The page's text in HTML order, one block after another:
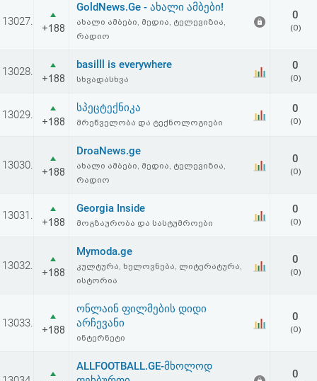
სალიცენზიო
და
პასუხისმგებლობის
13027.
+188
GoldNews.Ge - ახალი ამბები!
ახალი ამბები, მედია, ტელევიზია,
რადიო
0
(0)
13028.
+188
basilll is everywhere
სხვადასხვა
0
(0)
13029.
+188
სპეცტექნიკა
მრეწველობა და ტექნოლოგიები
0
(0)
13030.
+188
DroaNews.ge
ახალი ამბები, მედია, ტელევიზია,
რადიო
0
(0)
13031.
+188
Georgia Inside
მოგზაურობა და სასტუმროები
0
(0)
13032.
+188
Mymoda.ge
კულტურა, ხელოვნება, ლიტერატურა,
ისტორია
0
(0)
13033.
+188
ონლაინ ფილმების დიდი
არჩევანი
ინტერნეტი
0
(0)
ALLFOOTBALL.GE-მხოლოდ
0